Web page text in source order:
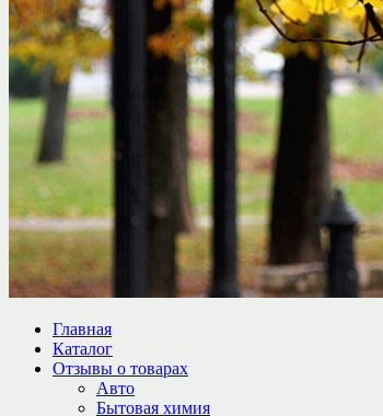
Главная
Каталог
Отзывы о товарах
Авто
Бытовая химия